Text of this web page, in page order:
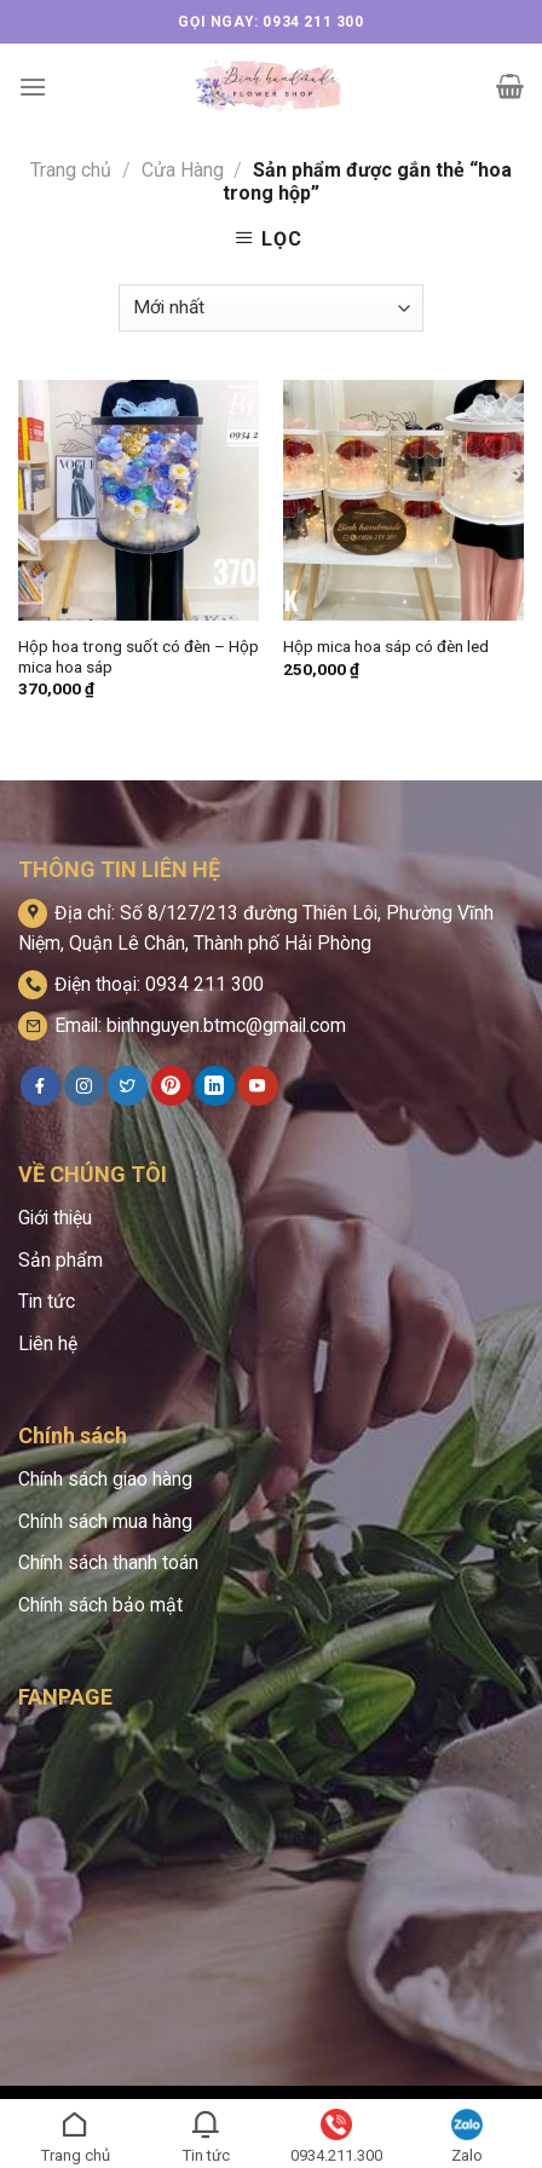
to
content
GỌI NGAY: 0934 211 300
Trang chủ / Cửa Hàng / Sản phẩm được gắn thẻ “hoa
trong hộp”
LỌC
Hộp hoa trong suốt có đèn – Hộp
mica hoa sáp
370,000₫
Hộp mica hoa sáp có đèn led
250,000₫
THÔNG TIN LIÊN HỆ
Địa chỉ: Số 8/127/213 đường Thiên Lôi, Phường Vĩnh
Niệm, Quận Lê Chân, Thành phố Hải Phòng
Điện thoại: 0934 211 300
Email: binhnguyen.btmc@gmail.com
VỀ CHÚNG TÔI
Giới thiệu
Sản phẩm
Tin tức
Liên hệ
Chính sách
Chính sách giao hàng
Chính sách mua hàng
Chính sách thanh toán
Chính sách bảo mật
FANPAGE
Copyright 2026 © Bình Handmade - Được phát triển bởiSAGO
Trang chủ Tin tức 0934.211.300 Zalo